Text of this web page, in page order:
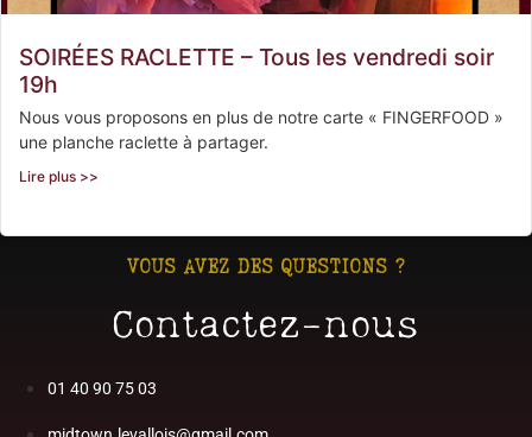
SOIRÉES RACLETTE – Tous les vendredi soir
19h
Nous vous proposons en plus de notre carte « FINGERFOOD »
une planche raclette à partager.
Lire plus >>
VOUS AVEZ DES QUESTIONS ?
Contactez-nous
01 40 90 75 03